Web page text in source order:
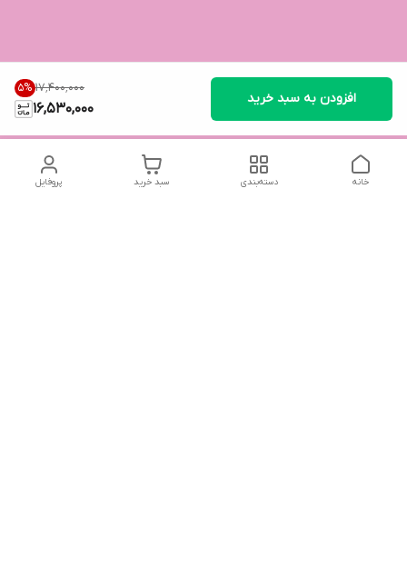
۱۷٬۴۰۰٬۰۰۰ 5%
16,530,000
افزودن به سبد خرید
پروفایل سبد خرید دسته‌بندی خانه